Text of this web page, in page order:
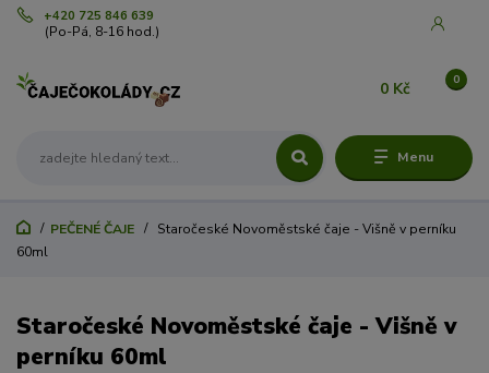
Menu
+420 725 846 639
(Po-Pá, 8-16 hod.)
0
0 Kč
PEČENÉ ČAJE
Staročeské Novoměstské čaje - Višně v perníku
60ml
Staročeské Novoměstské čaje - Višně v
perníku 60ml